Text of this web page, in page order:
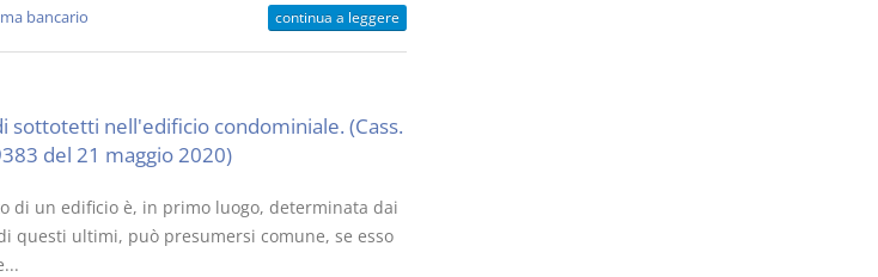
bancario continua a leggere
sottotetti nell'edificio condominiale. (Cass.
del 21 maggio 2020)
di un edificio è, in primo luogo, determinata dai
questi ultimi, può presumersi comune, se esso